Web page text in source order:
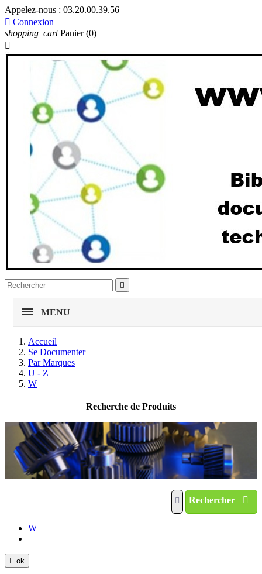
Appelez-nous : 03.20.00.39.56
 Connexion
shopping_cart Panier (0)


MENU
Accueil
Se Documenter
Par Marques
U - Z
W
Recherche de Produits
Rechercher
W
 ok